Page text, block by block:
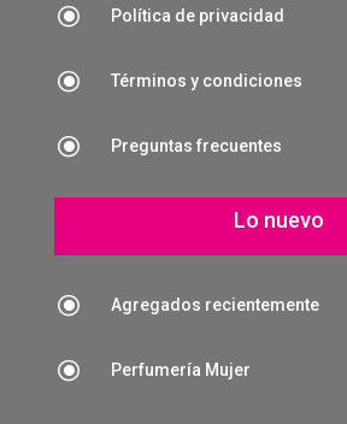
\ Política de privacidad
\ Términos y condiciones
\ Preguntas frecuentes
Lo nuevo
\ Agregados recientemente
\ Perfumería Mujer